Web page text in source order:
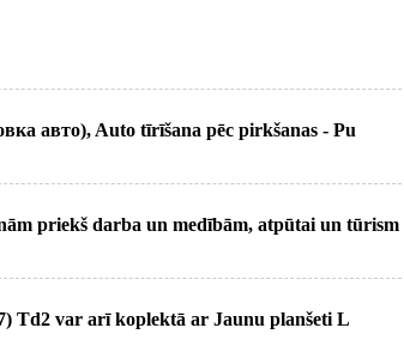
авто), Auto tīrīšana pēc pirkšanas - Pu
priekš darba un medībām, atpūtai un tūrism
Td2 var arī koplektā ar Jaunu planšeti L